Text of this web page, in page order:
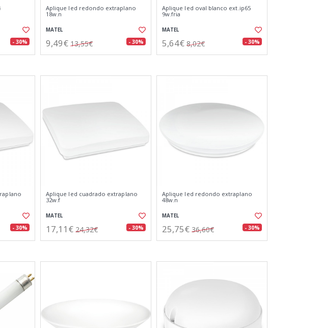
- 30%
Aplique led redondo extraplano
18w.n
MATEL
9,49€ 13,55€ - 30%
Aplique led oval blanco ext.ip65
9w.fria
MATEL
5,64€ 8,02€ - 30%
- 30%
Aplique led cuadrado extraplano
32w.f
MATEL
17,11€ 24,32€ - 30%
Aplique led redondo extraplano
48w.n
MATEL
25,75€ 36,60€ - 30%